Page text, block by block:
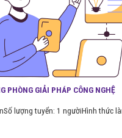
PHÒNG GIẢI PHÁP CÔNG NGHỆ
lượng tuyển: 1 ngườiHình thức